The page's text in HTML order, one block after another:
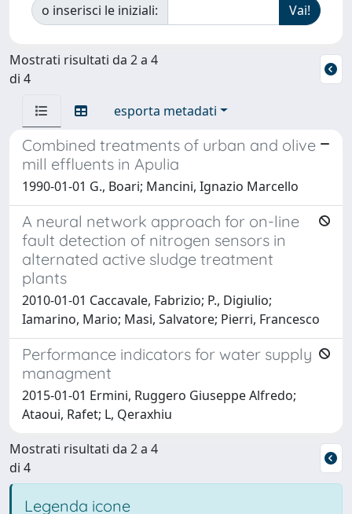
o inserisci le iniziali:
Mostrati risultati da 2 a 4
di 4
esporta metadati
Combined treatments of urban and olive
mill effluents in Apulia
1990-01-01 G., Boari; Mancini, Ignazio Marcello
A neural network approach for on-line
fault detection of nitrogen sensors in
alternated active sludge treatment
plants
2010-01-01 Caccavale, Fabrizio; P., Digiulio;
Iamarino, Mario; Masi, Salvatore; Pierri, Francesco
Performance indicators for water supply
managment
2015-01-01 Ermini, Ruggero Giuseppe Alfredo;
Ataoui, Rafet; L, Qeraxhiu
Mostrati risultati da 2 a 4
di 4
Legenda icone